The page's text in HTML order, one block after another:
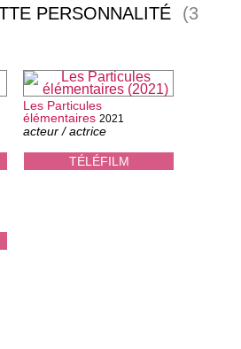
PERSONNALITÉ
(3
TÉLÉFILM
Les Particules
élémentaires 2021
acteur / actrice